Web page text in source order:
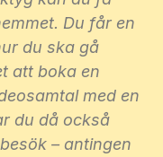
Du får en
du ska gå
att boka en
med en
du då också
– antingen